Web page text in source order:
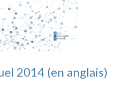
2014 (en anglais)